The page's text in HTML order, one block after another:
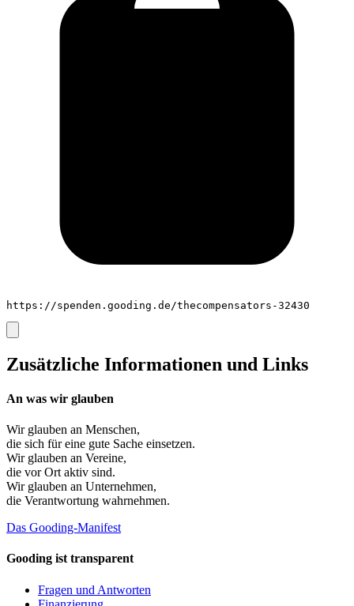
https://spenden.gooding.de/thecompensators-32430
Zusätzliche Informationen und Links
An was wir glauben
Wir glauben an Menschen,
die sich für eine gute Sache einsetzen.
Wir glauben an Vereine,
die vor Ort aktiv sind.
Wir glauben an Unternehmen,
die Verantwortung wahrnehmen.
Das Gooding-Manifest
Gooding ist transparent
Fragen und Antworten